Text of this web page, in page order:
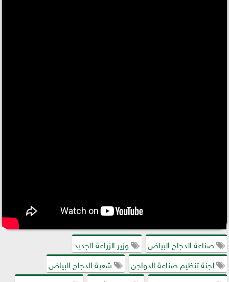
صناعة الدجاج البياض
وزير الزراعة الجديد
لجنة تنظيم صناعة الدواجن
شعبة الدجاج البياض